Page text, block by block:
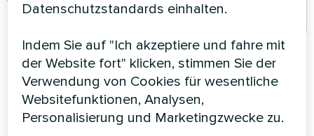
Kommerzielle
Einrichtung
Modulare Wärmepumpe
Serie MCU
Privates Haus
Wärmepumpe der Serie BeeHeat
Datenschutzstandards einhalten.
Indem Sie auf "Ich akzeptiere und fahre mit
der Website fort" klicken, stimmen Sie der
Verwendung von Cookies für wesentliche
Websitefunktionen, Analysen,
Personalisierung und Marketingzwecke zu.